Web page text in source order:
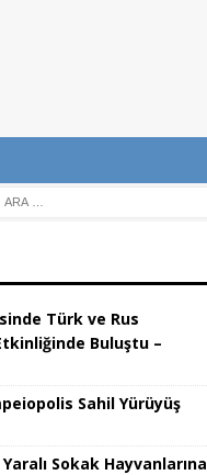
Türk ve Rus
Buluştu –
Sahil Yürüyüş
Sokak Hayvanlarına